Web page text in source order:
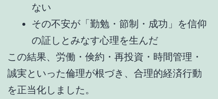
ない
その不安が「勤勉・節制・成功」を信仰
の証しとみなす心理を生んだ
この結果、労働・倹約・再投資・時間管理・
誠実といった倫理が根づき、合理的経済行動
を正当化しました。